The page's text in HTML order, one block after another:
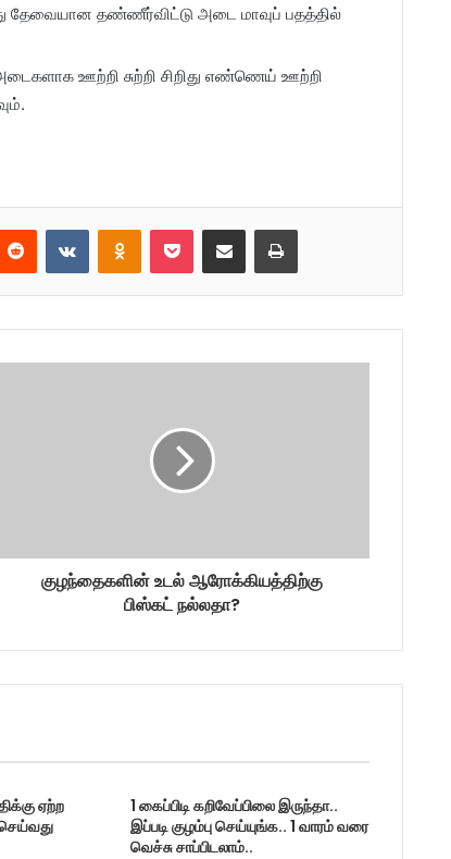
தேவையான தண்ணீர்விட்டு அடை மாவுப் பதத்தில்
ஊற்றி சுற்றி சிறிது எண்ணெய் ஊற்றி
Reddit VKontakteOdnoklassniki
Pocket Share via Email Print
குழந்தைகளின் உடல் ஆரோக்கியத்திற்கு
பிஸ்கட் நல்லதா?
ஏற்ற
1 கைப்பிடி கறிவேப்பிலை இருந்தா..
இப்படி குழம்பு செய்யுங்க.. 1 வாரம் வரை
வெச்சு சாப்பிடலாம்..